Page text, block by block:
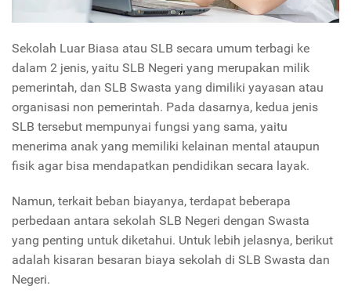
Sekolah Luar Biasa atau SLB secara umum terbagi ke
dalam 2 jenis, yaitu SLB Negeri yang merupakan milik
pemerintah, dan SLB Swasta yang dimiliki yayasan atau
organisasi non pemerintah. Pada dasarnya, kedua jenis
SLB tersebut mempunyai fungsi yang sama, yaitu
menerima anak yang memiliki kelainan mental ataupun
fisik agar bisa mendapatkan pendidikan secara layak.
Namun, terkait beban biayanya, terdapat beberapa
perbedaan antara sekolah SLB Negeri dengan Swasta
yang penting untuk diketahui. Untuk lebih jelasnya, berikut
adalah kisaran besaran biaya sekolah di SLB Swasta dan
Negeri.